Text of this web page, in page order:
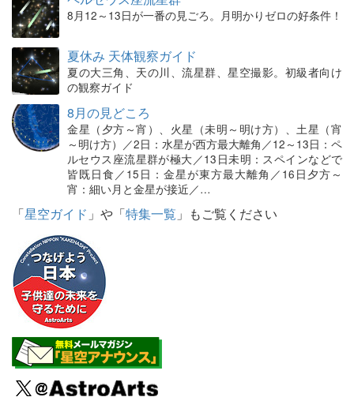
8月12～13日が一番の見ごろ。月明かりゼロの好条件！
夏休み 天体観察ガイド
夏の大三角、天の川、流星群、星空撮影。初級者向け
の観察ガイド
8月の見どころ
金星（夕方～宵）、火星（未明～明け方）、土星（宵
～明け方）／2日：水星が西方最大離角／12～13日：ペ
ルセウス座流星群が極大／13日未明：スペインなどで
皆既日食／15日：金星が東方最大離角／16日夕方～
宵：細い月と金星が接近／…
「星空ガイド 」や「特集一覧 」もご覧ください